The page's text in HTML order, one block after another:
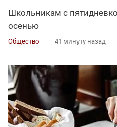
Школьникам с
осенью
Общество 41 минуту назад